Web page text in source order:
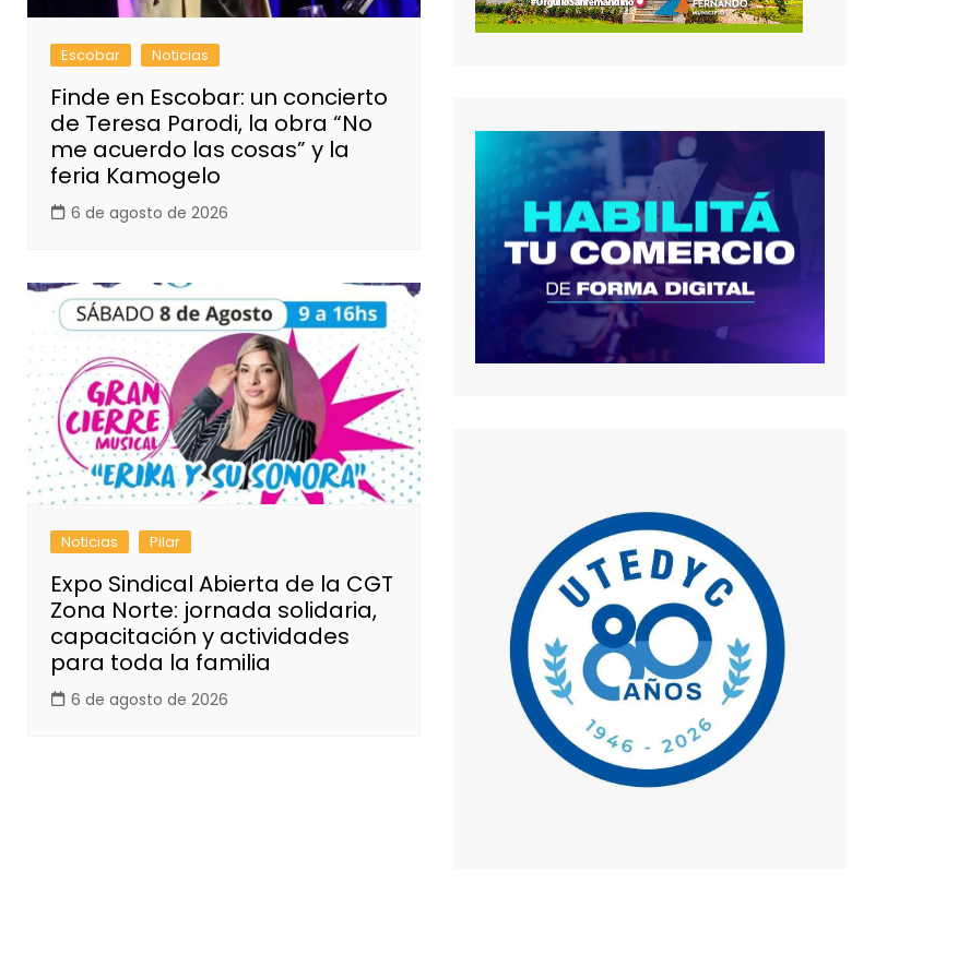
Escobar Noticias
Finde en Escobar: un concierto
de Teresa Parodi, la obra “No
me acuerdo las cosas” y la
feria Kamogelo
6 de agosto de 2026
Noticias Pilar
Expo Sindical Abierta de la CGT
Zona Norte: jornada solidaria,
capacitación y actividades
para toda la familia
6 de agosto de 2026